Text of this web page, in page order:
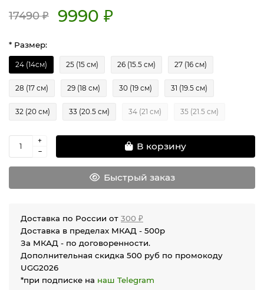
17490 ₽ 9990 ₽
* Размер:
24 (14см) 25 (15 см) 26 (15.5 см) 27 (16 см)
28 (17 см) 29 (18 см) 30 (19 см) 31 (19.5 см)
32 (20 см) 33 (20.5 см) 34 (21 см) 35 (21.5 см)
В корзину
Быстрый заказ
Доставка по России от 300 ₽
Доставка в пределах МКАД - 500р
За МКАД - по договоренности.
Дополнительная скидка 500 руб по промокоду
UGG2026
*при подписке на наш Telegram